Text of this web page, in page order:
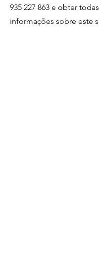
935 227 863 e obter
informações sobre este